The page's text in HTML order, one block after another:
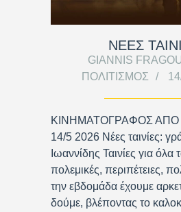
ΝΕΕΣ
GIANNIS
ΠΟΛΙΤΙΣΜΌΣ
ΚΙΝΗΜΑΤΟΓΡΑΦΟΣ
14/5 2026 Νέες ταινίες:
Ιωαννίδης Ταινίες για όλα
πολεμικές, περιπέτειες,
την εβδομάδα έχουμε
δούμε, βλέποντας το